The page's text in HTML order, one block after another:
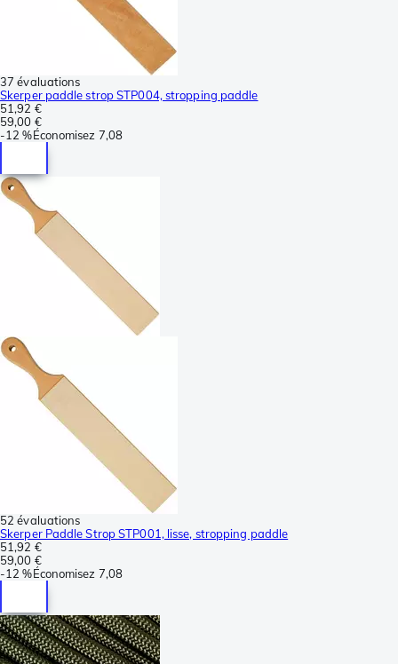
37 évaluations
Skerper paddle strop STP004, stropping paddle
51,92 €
59,00 €
-12 %Économisez 7,08
52 évaluations
Skerper Paddle Strop STP001, lisse, stropping paddle
51,92 €
59,00 €
-12 %Économisez 7,08